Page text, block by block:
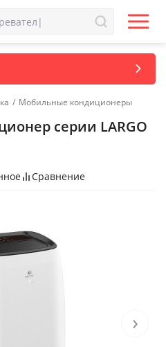
/ Мобильные кондиционеры
cерии LARGO
Сравнение
›